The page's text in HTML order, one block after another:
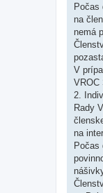
Počas
na
nemá
V
VROC
2.
Rady
na
Počas